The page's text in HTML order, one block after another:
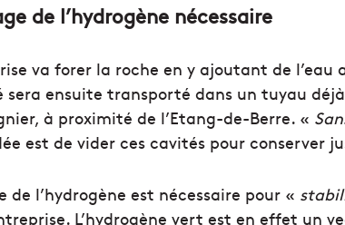
de l’hydrogène nécessaire
va forer la roche en y ajoutant de l’eau
sera ensuite transporté dans un tuyau
à proximité de l’Etang-de-Berre. «
est de vider ces cavités pour conserver
de l’hydrogène est nécessaire pour «
L’hydrogène vert est en effet un